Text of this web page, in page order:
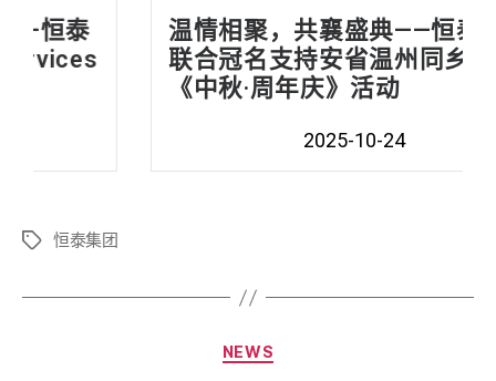
温情相聚，共襄盛典——恒泰集团
联合冠名支持安省温州同乡会
《中秋·周年庆》活动
恒泰集团
NEWS